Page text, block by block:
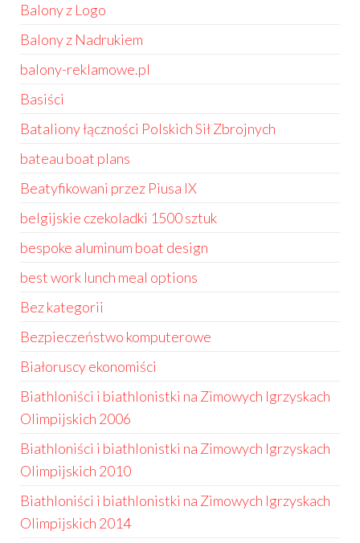
Balony z Logo
Balony z Nadrukiem
balony-reklamowe.pl
Basiści
Bataliony łączności Polskich Sił Zbrojnych
bateau boat plans
Beatyfikowani przez Piusa IX
belgijskie czekoladki 1500 sztuk
bespoke aluminum boat design
best work lunch meal options
Bez kategorii
Bezpieczeństwo komputerowe
Białoruscy ekonomiści
Biathloniści i biathlonistki na Zimowych Igrzyskach
Olimpijskich 2006
Biathloniści i biathlonistki na Zimowych Igrzyskach
Olimpijskich 2010
Biathloniści i biathlonistki na Zimowych Igrzyskach
Olimpijskich 2014